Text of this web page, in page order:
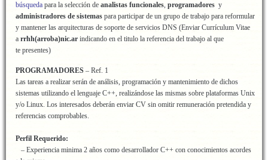
búsqueda para la selección de analistas funcionales, programadores y
administradores de sistemas para participar de un grupo de trabajo para reformular
y mantener las arquitecturas de soporte de servicios DNS (Enviar Currículum Vitae
a rrhh(arroba)nic.ar indicando en el titulo la referencia del trabajo al que
te presentes)
PROGRAMADORES – Ref. 1
Las tareas a realizar serán de análisis, programación y mantenimiento de dichos
sistemas utilizando el lenguaje C++, realizándose las mismas sobre plataformas Unix
y/o Linux. Los interesados deberán enviar CV sin omitir remuneración pretendida y
referencias comprobables.
Perfil Requerido:
– Experiencia minima 2 años como desarrollador C++ con conocimientos acordes